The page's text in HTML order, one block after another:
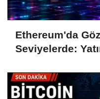
Ethereum'da
Seviyelerde: